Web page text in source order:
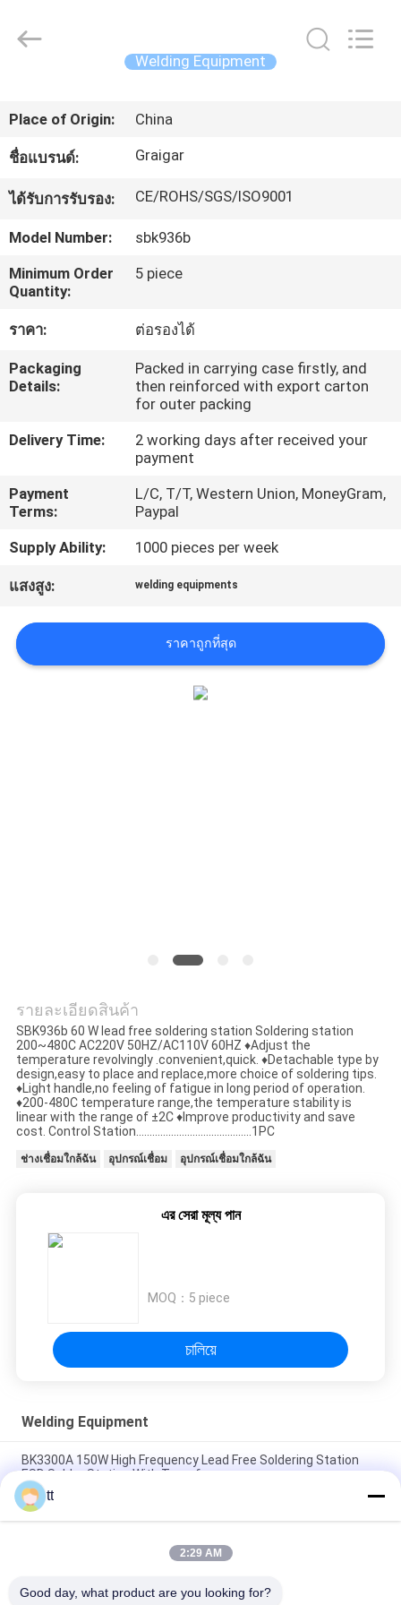
ผลิตภัณฑ์
เกี่ยว
กับ
เรา
ทัวร์
โรงงาน
ควบคุม
คุณภาพ
ติดต่อ
เรา
เว็บไซต์
นโยบาย
ความ
เป็น
Online
Market.
ECER
Welding Equipment
Place of Origin: China
ชื่อแบรนด์: Graigar
ได้รับการรับรอง: CE/ROHS/SGS/ISO9001
Model Number:
sbk936b
Minimum Order
Quantity:
5 piece
ราคา: ต่อรองได้
Packaging
Details:
Packed in carrying case firstly, and
then reinforced with export carton
for outer packing
Delivery Time:
2 working days after received your
payment
Payment
Terms:
L/C, T/T, Western Union, MoneyGram,
Paypal
Supply Ability:
1000 pieces per week
แสงสูง: welding equipments
ราคาถูกที่สุด
รายละเอียดสินค้า
SBK936b 60 W lead free soldering station Soldering station
200~480C AC220V 50HZ/AC110V 60HZ ♦Adjust the
temperature revolvingly .convenient,quick. ♦Detachable type by
design,easy to place and replace,more choice of soldering tips.
♦Light handle,no feeling of fatigue in long period of operation.
♦200-480C temperature range,the temperature stability is
linear with the range of ±2C ♦Improve productivity and save
cost. Control Station...........................................1PC
ช่างเชื่อมใกล้ฉัน อุปกรณ์เชื่อม อุปกรณ์เชื่อมใกล้ฉัน
এর সেরা মূল্য পান
MOQ： 5 piece
চালিয়ে
Welding Equipment
BK3300A 150W High Frequency Lead Free Soldering Station
ESD Solder Station With Transformer
200V Welding Flexible Pure Copper Wire Tinned IEC60245-6
Standard
AOYUE 908+ Soldering Station for Repairing Cell Phone with
tt
2:29 AM
Good day, what product are you looking for?